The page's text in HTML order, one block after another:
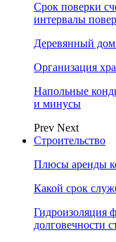
Срок поверки
интервалы
Деревянный
Организация
Напольные
и минусы
Prev Next
Строительство
Плюсы аренды
Какой срок
Гидроизоляция
долговечности